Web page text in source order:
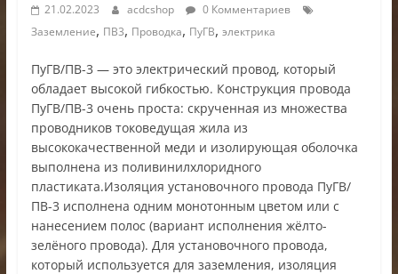
21.02.2023 acdcshop
0 Комментариев
Заземление, ПВ3, Проводка, ПуГВ, электрика
ПуГВ/ПВ-3 — это электрический провод, который
обладает высокой гибкостью. Конструкция провода
ПуГВ/ПВ-3 очень проста: скрученная из множества
проводников токоведущая жила из
высококачественной меди и изолирующая оболочка
выполнена из поливинилхлоридного
пластиката.Изоляция установочного провода ПуГВ/
ПВ-3 исполнена одним монотонным цветом или с
нанесением полос (вариант исполнения жёлто-
зелёного провода). Для установочного провода,
который используется для заземления, изоляция